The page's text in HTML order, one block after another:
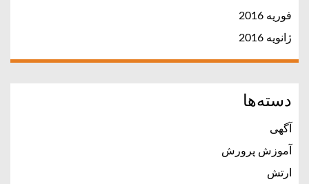
فوریه 2016
ژانویه 2016
دسته‌ها
آگهی
آموزش پرورش
ارتش